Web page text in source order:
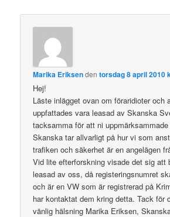
Marika Eriksendentorsdag 8 april 2010
Hej!
Läste inlägget ovan om föraridioter och
uppfattades vara leasad av Skanska
tacksamma för att ni
Skanska tar allvarligt på hur vi som
trafiken och säkerhet är en angelägen
Vid lite efterforskning visade det sig att
leasad av oss, då registeringsnumret
och är en VW som är registrerad på
har kontaktat dem kring detta. Tack för
vänlig hälsning Marika Eriksen,